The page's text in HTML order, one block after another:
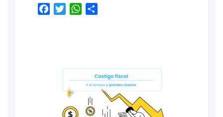
Facebook
TwitterWhatsApp